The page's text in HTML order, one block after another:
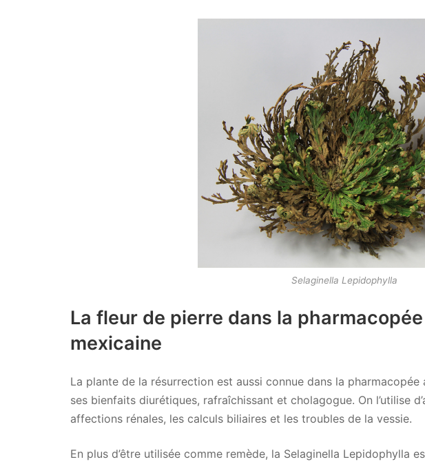
Selaginella Lepidophylla
La fleur de pierre dans la
mexicaine
La plante de la résurrection est aussi connue dans la
ses bienfaits diurétiques, rafraîchissant et cholagogue. On l’utilise
affections rénales, les calculs biliaires et les troubles de la vessie.
En plus d’être utilisée comme remède, la Selaginella Lepidophylla